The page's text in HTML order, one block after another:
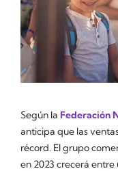
Según la Federación
anticipa que las
récord. El grupo
en 2023 crecerá entre